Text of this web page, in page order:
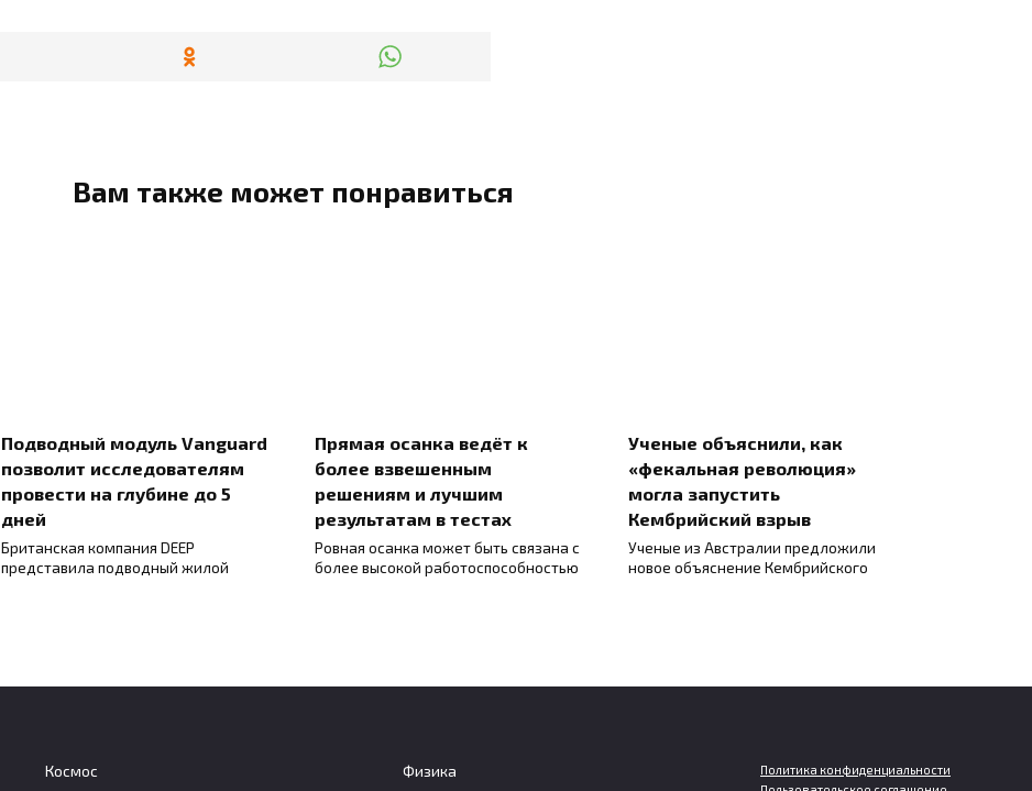
Вам также может понравиться
Подводный модуль Vanguard
позволит исследователям
провести на глубине до 5
дней
Британская компания DEEP
представила подводный жилой
Прямая осанка ведёт к
более взвешенным
решениям и лучшим
результатам в тестах
Ровная осанка может быть связана с
более высокой работоспособностью
Ученые объяснили, как
«фекальная революция»
могла запустить
Кембрийский взрыв
Ученые из Австралии предложили
новое объяснение Кембрийского
Космос
Физика
Политика конфиденциальности